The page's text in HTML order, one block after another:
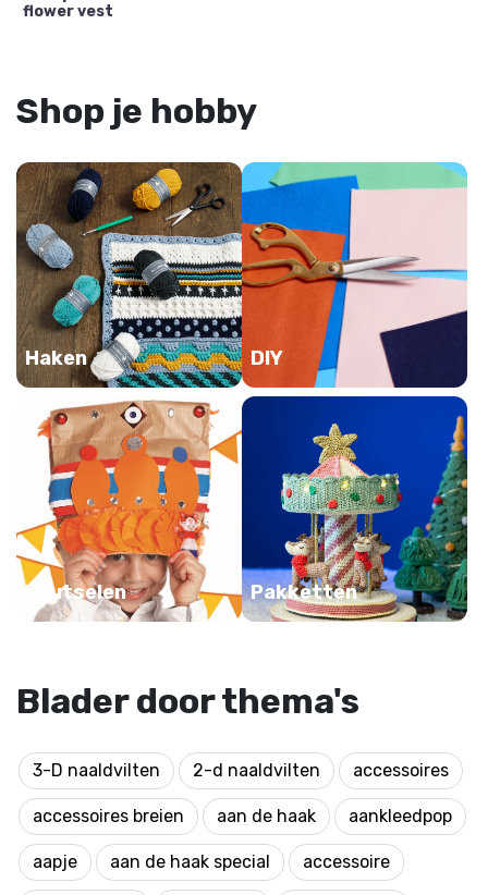
flower vest
Shop je hobby
Haken DIY
Knutselen Pakketten
Blader door thema's
3-D naaldvilten 2-d naaldvilten accessoires
accessoires breien aan de haak aankleedpop
aapje aan de haak special accessoire